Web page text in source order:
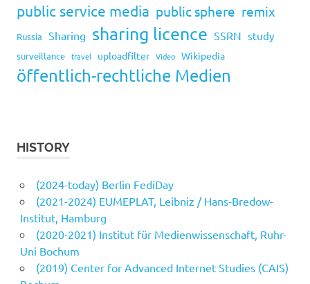
public service media public sphere remix
Russia Sharing sharing licence SSRN study
surveillance travel uploadfilter Video Wikipedia
öffentlich-rechtliche Medien
HISTORY
(2024-today) Berlin FediDay
(2021-2024) EUMEPLAT, Leibniz / Hans-Bredow-
Institut, Hamburg
(2020-2021) Institut für Medienwissenschaft, Ruhr-
Uni Bochum
(2019) Center for Advanced Internet Studies (CAIS)